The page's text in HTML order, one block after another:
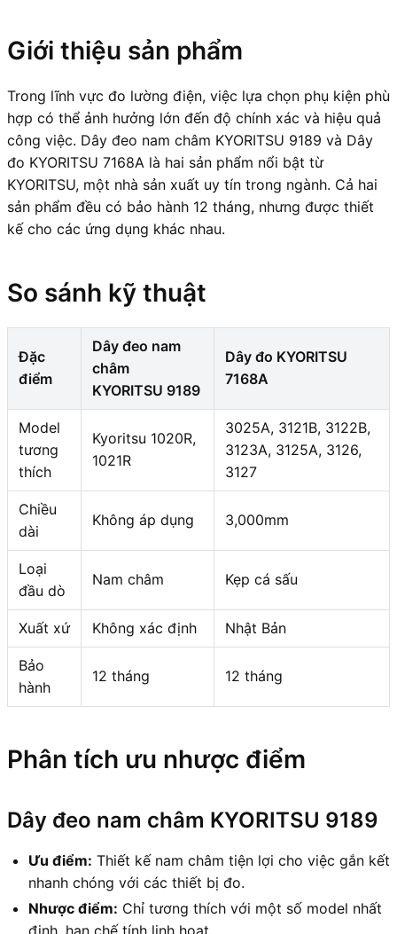
Giới thiệu sản phẩm
Trong lĩnh vực đo lường điện, việc lựa chọn phụ kiện phù
hợp có thể ảnh hưởng lớn đến độ chính xác và hiệu quả
công việc. Dây đeo nam châm KYORITSU 9189 và Dây
đo KYORITSU 7168A là hai sản phẩm nổi bật từ
KYORITSU, một nhà sản xuất uy tín trong ngành. Cả hai
sản phẩm đều có bảo hành 12 tháng, nhưng được thiết
kế cho các ứng dụng khác nhau.
So sánh kỹ thuật
Đặc
điểm
Dây đeo nam
châm
KYORITSU 9189
Dây đo KYORITSU
7168A
Model
tương
thích
Kyoritsu 1020R,
1021R
3025A, 3121B, 3122B,
3123A, 3125A, 3126,
3127
Chiều
dài
Không áp dụng 3,000mm
Loại
đầu dò
Nam châm Kẹp cá sấu
Xuất xứ Không xác định Nhật Bản
Bảo
hành
12 tháng 12 tháng
Phân tích ưu nhược điểm
Dây đeo nam châm KYORITSU 9189
Ưu điểm: Thiết kế nam châm tiện lợi cho việc gắn kết
nhanh chóng với các thiết bị đo.
Nhược điểm: Chỉ tương thích với một số model nhất